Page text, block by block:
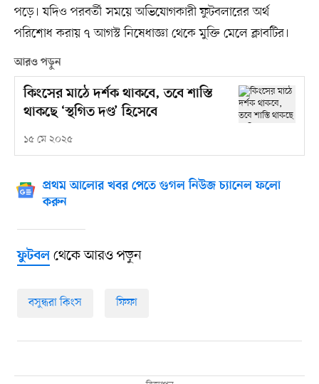
পড়ে। যদিও পরবর্তী সময়ে অভিযোগকারী ফুটবলারের অর্থ
পরিশোধ করায় ৭ আগস্ট নিষেধাজ্ঞা থেকে মুক্তি মেলে ক্লাবটির।
আরও পড়ুন
কিংসের মাঠে দর্শক থাকবে, তবে শাস্তি
থাকছে ‘স্থগিত দণ্ড’ হিসেবে
১৫ মে ২০২৫
প্রথম আলোর খবর পেতে গুগল নিউজ চ্যানেল ফলো
করুন
ফুটবলথেকে আরও পড়ুন
বসুন্ধরা কিংস ফিফা